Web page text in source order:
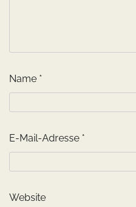
Name *
E-Mail-Adresse *
Website